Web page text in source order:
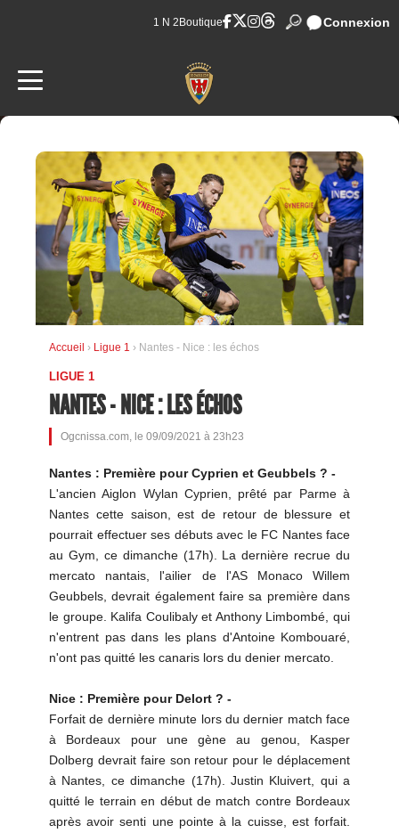
1 N 2 Boutique Connexion
Accueil › Ligue 1 › Nantes - Nice : les échos
LIGUE 1
NANTES - NICE : LES ÉCHOS
Ogcnissa.com, le 09/09/2021 à 23h23
Nantes : Première pour Cyprien et Geubbels ? -
L'ancien Aiglon Wylan Cyprien, prêté par Parme à
Nantes cette saison, est de retour de blessure et
pourrait effectuer ses débuts avec le FC Nantes face
au Gym, ce dimanche (17h). La dernière recrue du
mercato nantais, l'ailier de l'AS Monaco Willem
Geubbels, devrait également faire sa première dans
le groupe. Kalifa Coulibaly et Anthony Limbombé, qui
n'entrent pas dans les plans d'Antoine Kombouaré,
n'ont pas quitté les canaris lors du denier mercato.
Nice : Première pour Delort ? -
Forfait de dernière minute lors du dernier match face
à Bordeaux pour une gène au genou, Kasper
Dolberg devrait faire son retour pour le déplacement
à Nantes, ce dimanche (17h). Justin Kluivert, qui a
quitté le terrain en début de match contre Bordeaux
après avoir senti une pointe à la cuisse, est forfait.